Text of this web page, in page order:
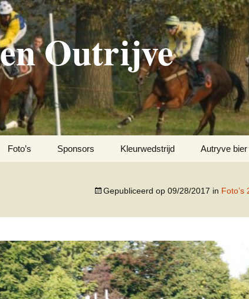
Outrijve
1957
1972
Foto’s
2011
2012
Sponsors Kleurwedstrijd Autryve bier
Gepubliceerd op 09/28/2017 in Foto’s